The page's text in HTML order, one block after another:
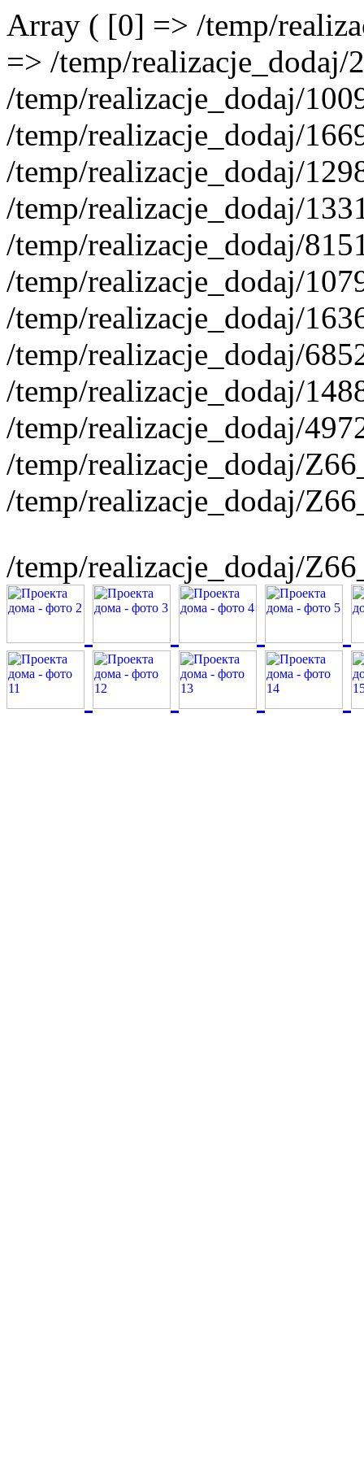
Array ( [0] => /temp/
=> /temp/
/temp/realizacje_dodaj/
/temp/realizacje_dodaj/
/temp/realizacje_dodaj/
/temp/realizacje_dodaj/
/temp/realizacje_dodaj/
/temp/realizacje_dodaj/
/temp/realizacje_dodaj/
/temp/realizacje_dodaj/
/temp/realizacje_dodaj/
/temp/realizacje_dodaj/
/temp/realizacje_dodaj/
/temp/realizacje_dodaj/
/temp/realizacje_dodaj/